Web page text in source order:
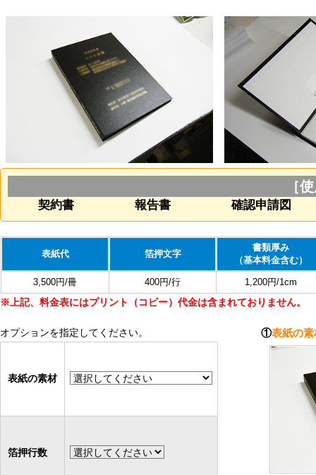
［
契約書 報告書 確認申請図
表紙代 箔押文字
書類厚み
（基本料金含む）
3,500円/冊 400円/行 1,200円/1cm
※上記、料金表にはプリント（コピー）代金は含まれておりません。
オプションを指定してください。
表紙の素材
箔押行数
①表紙の素